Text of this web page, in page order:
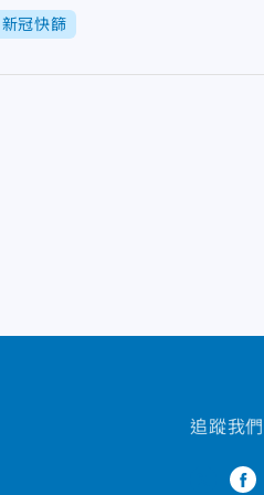
新冠快篩
追蹤我們